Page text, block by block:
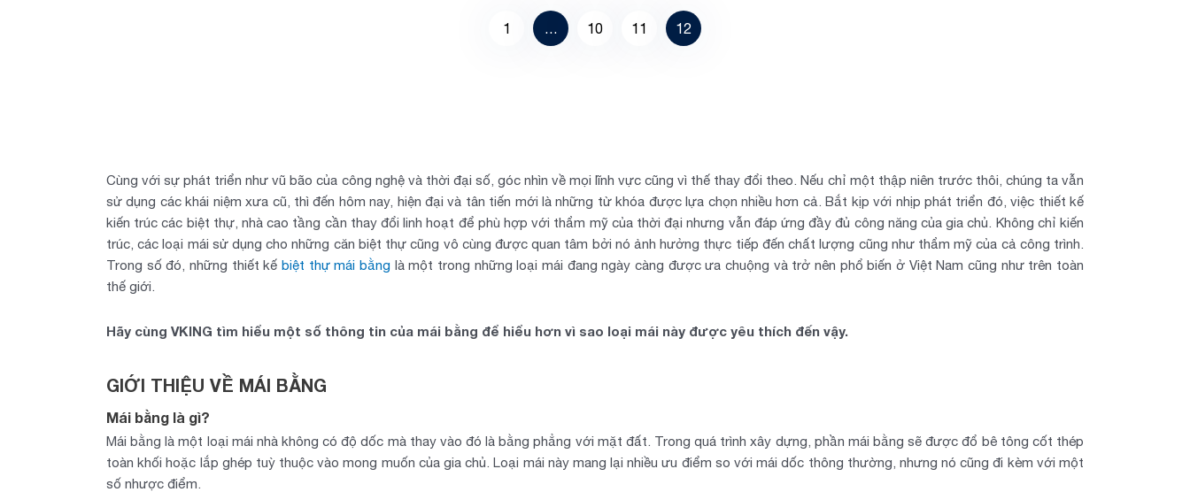
1 … 10 11 12
Cùng với sự phát triển như vũ bão của công nghệ và thời đại số, góc nhìn về mọi lĩnh vực cũng vì thế thay đổi theo. Nếu chỉ một thập niên trước thôi, chúng ta vẫn
sử dụng các khái niệm xưa cũ, thì đến hôm nay, hiện đại và tân tiến mới là những từ khóa được lựa chọn nhiều hơn cả. Bắt kịp với nhịp phát triển đó, việc thiết kế
kiến trúc các biệt thự, nhà cao tầng cần thay đổi linh hoạt để phù hợp với thẩm mỹ của thời đại nhưng vẫn đáp ứng đầy đủ công năng của gia chủ. Không chỉ kiến
trúc, các loại mái sử dụng cho những căn biệt thự cũng vô cùng được quan tâm bởi nó ảnh hưởng thực tiếp đến chất lượng cũng như thẩm mỹ của cả công trình.
Trong số đó, những thiết kế biệt thự mái bằng là một trong những loại mái đang ngày càng được ưa chuộng và trở nên phổ biến ở Việt Nam cũng như trên toàn
thế giới.
Hãy cùng VKING tìm hiểu một số thông tin của mái bằng để hiểu hơn vì sao loại mái này được yêu thích đến vậy.
GIỚI THIỆU VỀ MÁI BẰNG
Mái bằng là gì?
Mái bằng là một loại mái nhà không có độ dốc mà thay vào đó là bằng phẳng với mặt đất. Trong quá trình xây dựng, phần mái bằng sẽ được đổ bê tông cốt thép
toàn khối hoặc lắp ghép tuỳ thuộc vào mong muốn của gia chủ. Loại mái này mang lại nhiều ưu điểm so với mái dốc thông thường, nhưng nó cũng đi kèm với một
số nhược điểm.